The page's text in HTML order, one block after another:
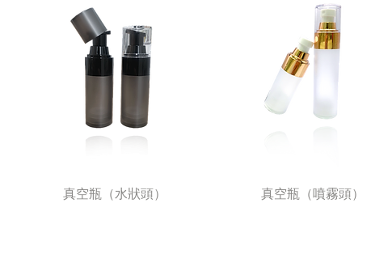
真空瓶（水狀頭） 真空瓶（噴霧頭）